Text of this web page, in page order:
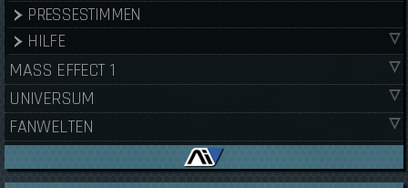
PRESSESTIMMEN
HILFE
MASS EFFECT 1
UNIVERSUM
FANWELTEN